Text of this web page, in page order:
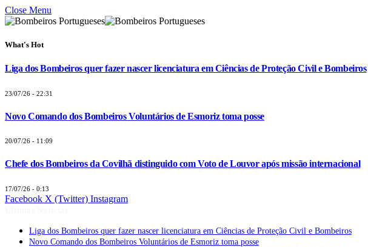
Close Menu
What's Hot
Liga dos Bombeiros quer fazer nascer licenciatura em Ciências de Proteção Civil e Bombeiros
23/07/26 - 22:31
Novo Comando dos Bombeiros Voluntários de Esmoriz toma posse
20/07/26 - 11:09
Chefe dos Bombeiros da Covilhã distinguido com Voto de Louvor após missão internacional
17/07/26 - 0:13
Facebook X (Twitter) Instagram
Liga dos Bombeiros quer fazer nascer licenciatura em Ciências de Proteção Civil e Bombeiros
Novo Comando dos Bombeiros Voluntários de Esmoriz toma posse